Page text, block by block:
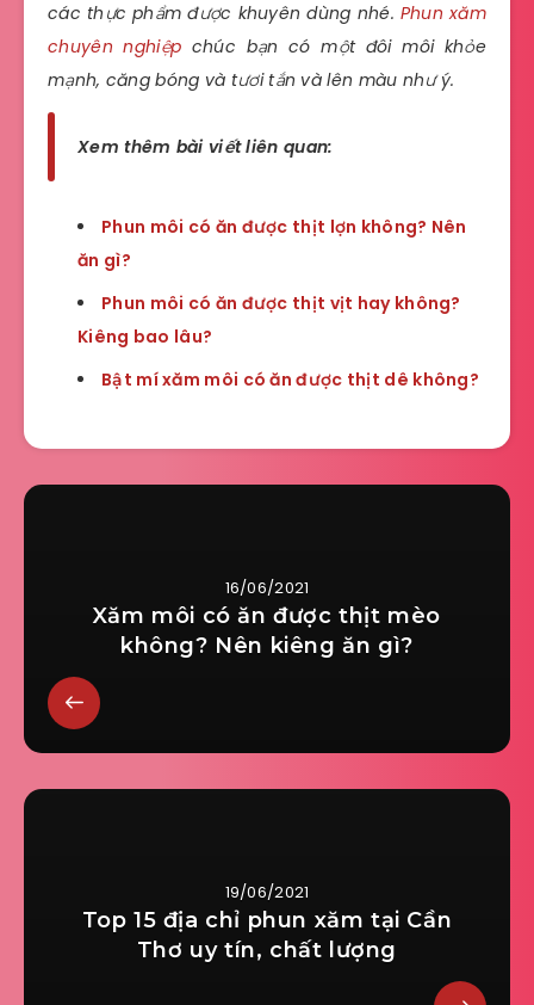
các thực phẩm được khuyên dùng nhé. Phun xăm
chuyên nghiệp chúc bạn có một đôi môi khỏe
mạnh, căng bóng và tươi tắn và lên màu như ý.
Xem thêm bài viết liên quan:
Phun môi có ăn được thịt lợn không? Nên
ăn gì?
Phun môi có ăn được thịt vịt hay không?
Kiêng bao lâu?
Bật mí xăm môi có ăn được thịt dê không?
16/06/2021
Xăm môi có ăn được thịt mèo
không? Nên kiêng ăn gì?
19/06/2021
Top 15 địa chỉ phun xăm tại Cần
Thơ uy tín, chất lượng